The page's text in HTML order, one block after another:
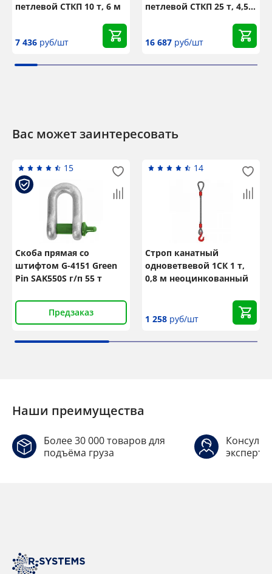
петлевой СТКП 10 т, 6 м
7 436 руб/шт
петлевой СТКП 25 т, 4,5
16 687 руб/шт
Вас может заинтересовать
15
Скоба прямая со
штифтом G-4151 Green
Pin SAK550S г/п 55 т
Предзаказ
14
Строп канатный
одноветвевой 1СК 1 т,
0,8 м неоцинкованный
1 258 руб/шт
Наши преимущества
Более 30 000 товаров для
подъёма груза